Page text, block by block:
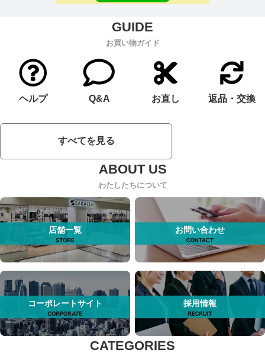
お買い物ガイド
ヘルプ Q&A お直し 返品・交換
すべてを見る
わたしたちについて
店舗一覧 お問い合わせ
コーポレートサイト 採用情報